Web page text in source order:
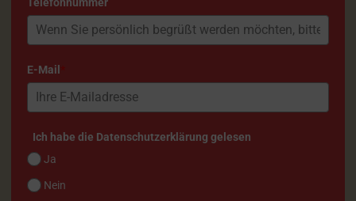
E-Mail
Ich habe die Datenschutzerklärung gelesen
Ja
Nein